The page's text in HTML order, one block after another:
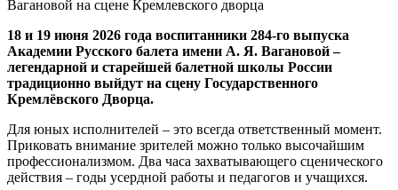
18 и 19 июня 2026 года воспитанники 284-го выпуска
Академии Русского балета имени А. Я. Вагановой –
легендарной и старейшей балетной школы России
традиционно выйдут на сцену Государственного
Кремлёвского Дворца.
Для юных исполнителей – это всегда ответственный момент.
Приковать внимание зрителей можно только высочайшим
профессионализмом. Два часа захватывающего сценического
действия – годы усердной работы и педагогов и учащихся.